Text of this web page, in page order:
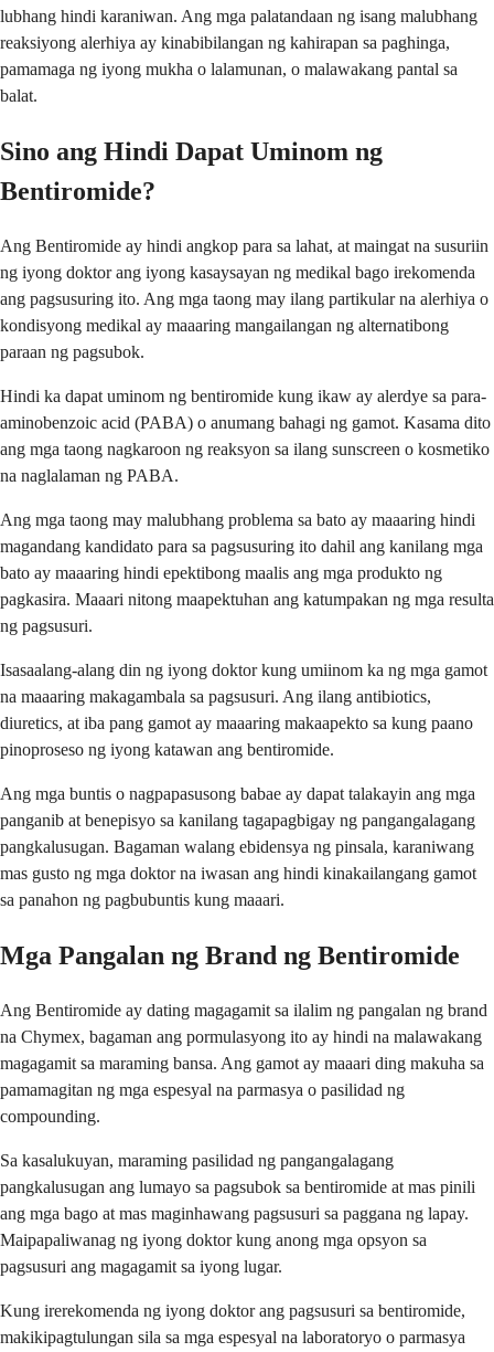
lubhang hindi karaniwan. Ang mga palatandaan ng isang malubhang
reaksiyong alerhiya ay kinabibilangan ng kahirapan sa paghinga,
pamamaga ng iyong mukha o lalamunan, o malawakang pantal sa
balat.
Sino ang Hindi Dapat Uminom ng
Bentiromide?
Ang Bentiromide ay hindi angkop para sa lahat, at maingat na susuriin
ng iyong doktor ang iyong kasaysayan ng medikal bago irekomenda
ang pagsusuring ito. Ang mga taong may ilang partikular na alerhiya o
kondisyong medikal ay maaaring mangailangan ng alternatibong
paraan ng pagsubok.
Hindi ka dapat uminom ng bentiromide kung ikaw ay alerdye sa para-
aminobenzoic acid (PABA) o anumang bahagi ng gamot. Kasama dito
ang mga taong nagkaroon ng reaksyon sa ilang sunscreen o kosmetiko
na naglalaman ng PABA.
Ang mga taong may malubhang problema sa bato ay maaaring hindi
magandang kandidato para sa pagsusuring ito dahil ang kanilang mga
bato ay maaaring hindi epektibong maalis ang mga produkto ng
pagkasira. Maaari nitong maapektuhan ang katumpakan ng mga resulta
ng pagsusuri.
Isasaalang-alang din ng iyong doktor kung umiinom ka ng mga gamot
na maaaring makagambala sa pagsusuri. Ang ilang antibiotics,
diuretics, at iba pang gamot ay maaaring makaapekto sa kung paano
pinoproseso ng iyong katawan ang bentiromide.
Ang mga buntis o nagpapasusong babae ay dapat talakayin ang mga
panganib at benepisyo sa kanilang tagapagbigay ng pangangalagang
pangkalusugan. Bagaman walang ebidensya ng pinsala, karaniwang
mas gusto ng mga doktor na iwasan ang hindi kinakailangang gamot
sa panahon ng pagbubuntis kung maaari.
Mga Pangalan ng Brand ng Bentiromide
Ang Bentiromide ay dating magagamit sa ilalim ng pangalan ng brand
na Chymex, bagaman ang pormulasyong ito ay hindi na malawakang
magagamit sa maraming bansa. Ang gamot ay maaari ding makuha sa
pamamagitan ng mga espesyal na parmasya o pasilidad ng
compounding.
Sa kasalukuyan, maraming pasilidad ng pangangalagang
pangkalusugan ang lumayo sa pagsubok sa bentiromide at mas pinili
ang mga bago at mas maginhawang pagsusuri sa paggana ng lapay.
Maipapaliwanag ng iyong doktor kung anong mga opsyon sa
pagsusuri ang magagamit sa iyong lugar.
Kung irerekomenda ng iyong doktor ang pagsusuri sa bentiromide,
makikipagtulungan sila sa mga espesyal na laboratoryo o parmasya